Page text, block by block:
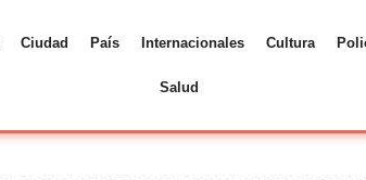
Ciudad País Internacionales Cultura
Salud